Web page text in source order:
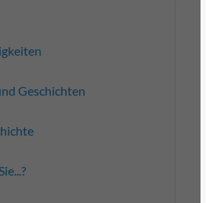
Geschichten